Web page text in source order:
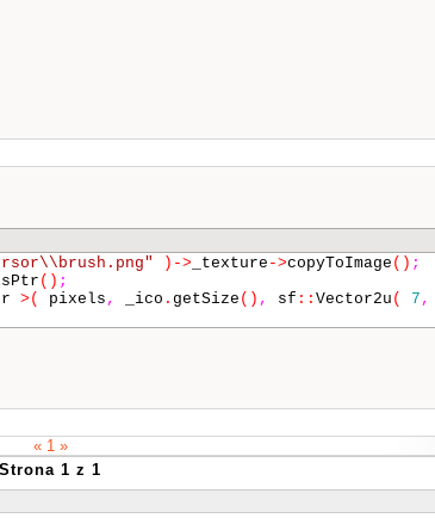
)-> _texture ->copyToImage () ;
() ;
>( pixels , _ico . getSize () , sf :: Vector2u ( 7 ,
« 1 »
Strona 1 z 1